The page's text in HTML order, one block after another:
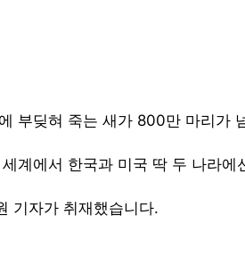
부딪혀 죽는 새가 800만 마리가
계에서 한국과 미국 딱 두 나라에
기자가 취재했습니다.